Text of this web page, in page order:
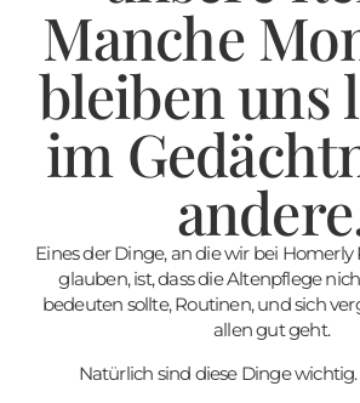
Manche
bleiben uns
im
Eines der Dinge, an die wir bei
glauben, ist, dass die Altenpflege
bedeuten sollte,Routinen,und sich
allen gut geht.
Natürlich sind diese Dinge